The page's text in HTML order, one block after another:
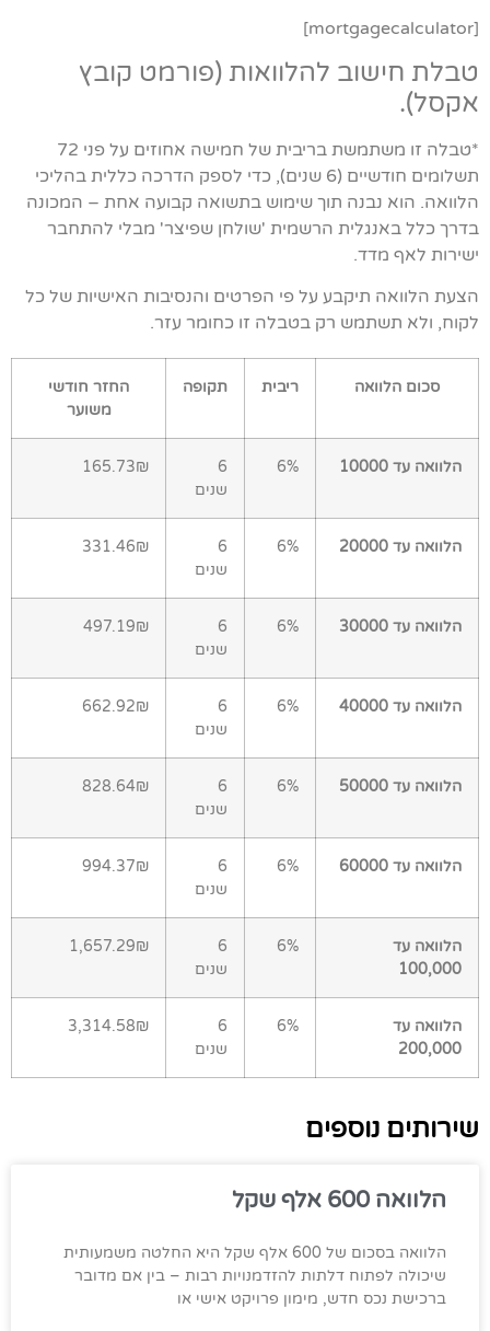
[mortgagecalculator]
טבלת חישוב להלוואות (פורמט קובץ
אקסל).
*טבלה זו משתמשת בריבית של חמישה אחוזים על פני 72
תשלומים חודשיים (6 שנים), כדי לספק הדרכה כללית בהליכי
הלוואה. הוא נבנה תוך שימוש בתשואה קבועה אחת – המכונה
בדרך כלל באנגלית הרשמית 'שולחן שפיצר' מבלי להתחבר
ישירות לאף מדד.
הצעת הלוואה תיקבע על פי הפרטים והנסיבות האישיות של כל
לקוח, ולא תשתמש רק בטבלה זו כחומר עזר.
סכום הלוואה ריבית תקופה
החזר חודשי
משוער
הלוואה עד 10000 6%
6
שנים
165.73₪
הלוואה עד 20000 6%
6
שנים
331.46₪
הלוואה עד 30000 6%
6
שנים
497.19₪
הלוואה עד 40000 6%
6
שנים
662.92₪
הלוואה עד 50000 6%
6
שנים
828.64₪
הלוואה עד 60000 6%
6
שנים
994.37₪
הלוואה עד
100,000
6%
6
שנים
1,657.29₪
הלוואה עד
200,000
6%
6
שנים
3,314.58₪
שירותים נוספים
הלוואה 600 אלף שקל
הלוואה בסכום של 600 אלף שקל היא החלטה משמעותית
שיכולה לפתוח דלתות להזדמנויות רבות – בין אם מדובר
ברכישת נכס חדש, מימון פרויקט אישי או